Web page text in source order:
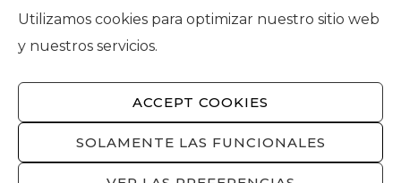
Utilizamos cookies para optimizar nuestro sitio web
y nuestros servicios.
ACCEPT COOKIES
SOLAMENTE LAS FUNCIONALES
foment@foment.com
© 2026 - Foment del Treball Nacional
de privacidad /Política de cookies